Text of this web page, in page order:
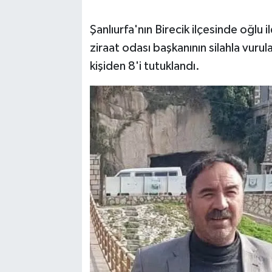
Şanlıurfa'nın Birecik ilçesinde oğlu
ziraat odası başkanının silahla
kişiden 8'i tutuklandı.